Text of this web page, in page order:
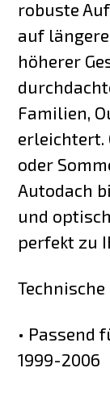
robuste
auf
höherer
Familien,
erleichtert.
oder
Autodach
und
perfekt zu
• Passend
1999-2006